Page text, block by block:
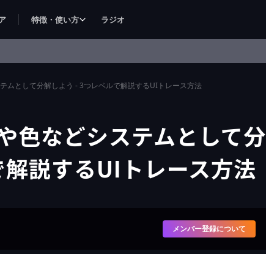
特徴・使い方 ラジオ
ムとして分解しよう - 3つレベルで解説するUIトレース方法
色などシステムとして分
説するUIトレース方法
メンバー登録について